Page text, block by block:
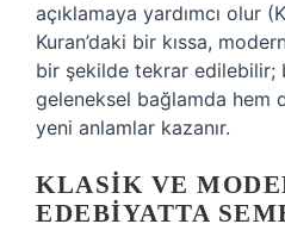
açıklamaya yardımcı olur
Kuran’daki bir kıssa,
bir şekilde tekrar edilebilir;
geleneksel bağlamda hem
yeni anlamlar kazanır.
KLASIK VE
EDEBIYATTA